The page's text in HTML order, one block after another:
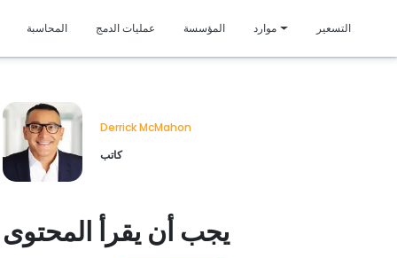
المحاسبة عمليات الدمج المؤسسة موارد التسعير
Derrick McMahon
كاتب
يجب أن يقرأ المحتوى